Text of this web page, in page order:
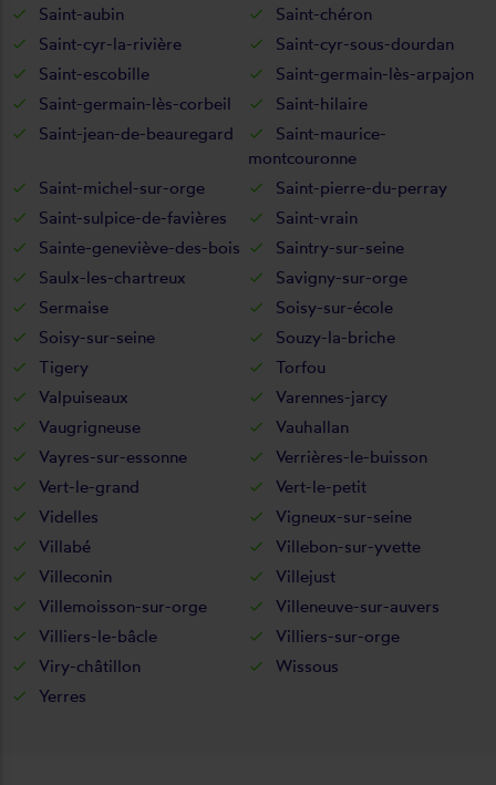
Saint-aubin
Saint-chéron
Saint-cyr-la-rivière
Saint-cyr-sous-dourdan
Saint-escobille
Saint-germain-lès-arpajon
Saint-germain-lès-corbeil
Saint-hilaire
Saint-jean-de-beauregard
Saint-maurice-
montcouronne
Saint-michel-sur-orge
Saint-pierre-du-perray
Saint-sulpice-de-favières
Saint-vrain
Sainte-geneviève-des-bois
Saintry-sur-seine
Saulx-les-chartreux
Savigny-sur-orge
Sermaise
Soisy-sur-école
Soisy-sur-seine
Souzy-la-briche
Tigery
Torfou
Valpuiseaux
Varennes-jarcy
Vaugrigneuse
Vauhallan
Vayres-sur-essonne
Verrières-le-buisson
Vert-le-grand
Vert-le-petit
Videlles
Vigneux-sur-seine
Villabé
Villebon-sur-yvette
Villeconin
Villejust
Villemoisson-sur-orge
Villeneuve-sur-auvers
Villiers-le-bâcle
Villiers-sur-orge
Viry-châtillon
Wissous
Yerres